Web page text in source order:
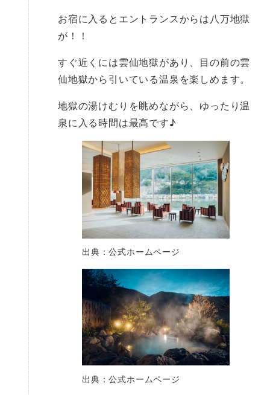
お宿に入るとエントランスからは八万地獄
が！！
すぐ近くには雲仙地獄があり、目の前の雲
仙地獄から引いている温泉を楽しめます。
地獄の湯けむりを眺めながら、ゆったり温
泉に入る時間は最高です♪
出典：公式ホームページ
出典：公式ホームページ